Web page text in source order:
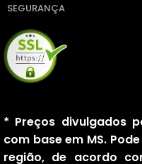
SEGURANÇA
* Preços divulgados
com base em MS.
região, de acordo